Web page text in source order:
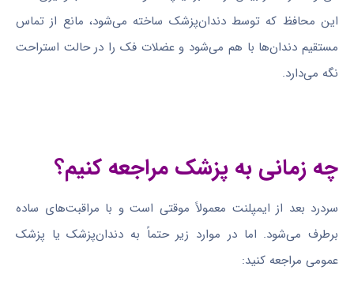
این محافظ که توسط دندان‌پزشک ساخته می‌شود، مانع از تماس
مستقیم دندان‌ها با هم می‌شود و عضلات فک را در حالت استراحت
نگه می‌دارد.
چه زمانی به پزشک مراجعه کنیم؟
سردرد بعد از ایمپلنت معمولاً موقتی است و با مراقبت‌های ساده
برطرف می‌شود. اما در موارد زیر حتماً به دندان‌پزشک یا پزشک
عمومی مراجعه کنید: